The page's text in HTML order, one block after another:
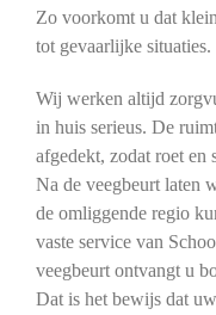
Zo voorkomt u dat
tot gevaarlijke situaties.
Wij werken altijd
in huis serieus. De
afgedekt, zodat roet
Na de veegbeurt laten
de omliggende regio
vaste service van
veegbeurt ontvangt u
Dat is het bewijs dat